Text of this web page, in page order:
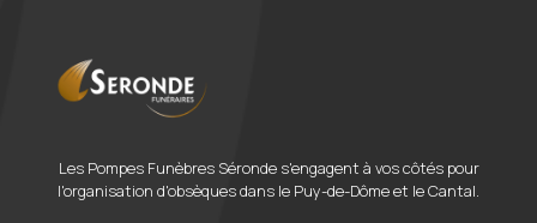
Les Pompes Funèbres Séronde s'engagent à vos côtés pour
l'organisation d'obsèques dans le Puy-de-Dôme et le Cantal.